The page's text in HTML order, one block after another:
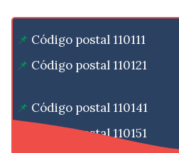
Código postal 110111
Código postal 110121
Código postal 110141
Código postal 110151